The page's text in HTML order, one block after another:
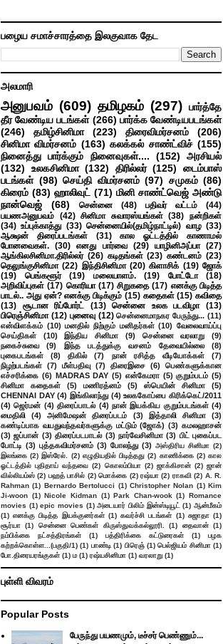
பழைய சமாச்சாரத்தை இலகுவாக தேட
அலமாரி
அனுபவம் (609) தமிழகம் (297) பார்த்தே
தீர வேண்டிய படங்கள் (266) பார்க்க வேண்டியபடங்கள்
(246)
தமிழ்சினிமா (223) திரைவிமர்சனம்
(206)
சினிமா விமர்சனம் (163) கலக்கல் சாண்ட்விச் (155)
நினைத்து பார்க்கும் நினைவுகள்....
(152)
அரசியல்
(132)
உலகசினிமா (132) திரில்லர் (125)
டைம்பாஸ்
படங்கள் (98) செய்தி விமர்சனம் (97) சமுகம் (86)
கிரைம் (83) ஹாலிவுட் (71) மினி சாண்ட்வெஜ் அண்டு
நான்வெஜ்
(68) சென்னை (48) பதிவர் வட்டம்
(44)
பயணஅனுபவம் (42) சினிமா சுவாரஸ்யங்கள் (38) நன்றிகள்
(34) உப்புக்காத்து (33) சென்னையில்(தமிழ்நாட்டில்) வாழ (33)
ஆக்ஷன் திரைப்படங்கள்
(31)
கால ஓட்டத்தில் காணாமல்
போனவைகள். (30) எனது பார்வை (29) யாழினிஅப்பா (27)
ஆங்கிலசினிமா.திரில்லர் (26) கடிதங்கள் (23) கண்டனம் (23)
தெலுங்குசினிமா (22) இந்திசினிமா (20) கிளாசிக் (19) ஜோக்
(19)
பெங்களூர் (19) மலையாளம். (19) போட்டோ
(18)
அறிவிப்புகள் (17) கொரியா (17) சிறுகதை (17) எனக்கு பிடித்த
பாடல்.. அது ஏன்? எனக்கு பிடிக்கும் (15) கதைகள் (15) கவிதை
(13)
சூடான ரிப்போர்ட் (13) சென்னை உலக படவிழா
(13)
பிரெஞ்சினிமா (12) புனைவு (12) சென்னைமாநகர பேருந்து... (11)
என்விளக்கம் (10) மனதில் நிற்கும் மனிதர்கள் (10) வேலைவாய்ப்பு
செய்திகள்
(10) இந்திய சினிமா (9) சென்னை வரலாறு
(9)
நகைச்சுவை
(9) இந்த படத்துக்கு வசனம் தேவையில்லை
(8)
புகைபடங்கள்
(8) திகில் (7) நான் ரசித்த வீடியோக்கள்
(7)
நிழற்படங்கள் (7) மீள்பதிவு (7) திரைஇசை (6)
பெண்களுக்கான
எச்சரிக்கை (6) MADRAS DAY (5) என்கேமரா (5) குறும்படம் (5)
சினிமா கதைகள்
(5) மணிரத்னம் (5) ஸ்பெயின் சினிமா
(5)
CHENNAI DAY (4) இங்கிலாந்து (4) உலககோப்பை கிரிக்கெட்/2011
(4) ஜெர்மன் (4) திரைப்பாடல் (4) நான் இயக்கிய குறும்படங்கள் (4)
மைதிலி
(4) அனிமேஷன் திரைப்படம் (3) இத்தாலி சினிமா
(3)
கண்டிப்பாக வயதுவந்தவர்களுக்கு மட்டும் (ஜோக்) (3) கமலஹாசன்
(3) ஜப்பான் (3) திரைப்படபாடல் (3) நார்வேசினிமா (3) பிட் புகைப்பட
போட்டி (3) புத்தகவிமர்சனம் (3) போலந்து (3) அஸ்திரிய சினிமா (2)
இலங்கை (2) இஸ்ரேல். (2) எழுதியதில் பிடித்தது (2) காணிக்கை (2) கால
ஓட்டத்தில் புதிதாய் வந்தவை (2) கொலம்பியா (2) ஜாக்கிசான் (2) ஜான்
வில்லியம்ஸ் (2) பஹத் பாசில் (2) மொக்கை (2) ரஷ்யா (2) ராகவி (2) A. R.
Rahman (1) Bernardo Bertolucci (1) Christopher Nolan (1) Kim
Ji-woon (1) Nicole Kidman (1) Park Chan-wook (1) Romance
movies (1) epic movies (1) அடையார் பிலிம் இன்ஸ்டியூட் (1) ஆன்மீகம்
(1) எனக்கு பிடித்த இயக்குனர்கள் (1) கவர்ச்சி படங்கள் (1) சுஜாதா (1)
சூர்யா (1) சென்னை பெண்கள் கிருஸ்துவக்கல்லூரி. (1) தைவான் (1)
நம்பிக்கை நட்சத்திரங்கள்
(1) பத்திரிக்கை கட்டுரைகள் (1)
பழக
கற்றக்கொள்ள...(பகுதி/1) (1) பாண்டி (1) பிரெஞ் (1) பெல்ஜியம் சினிமா (1)
போ.திரையரங்குகள் (1) ம (1) ரஷ்யசினிமா (1) வரலாறு (1)
புள்ளி விவரம்
Popular Posts
பேருந்து பயணமும், டீச்சர் பெண்ணும்...